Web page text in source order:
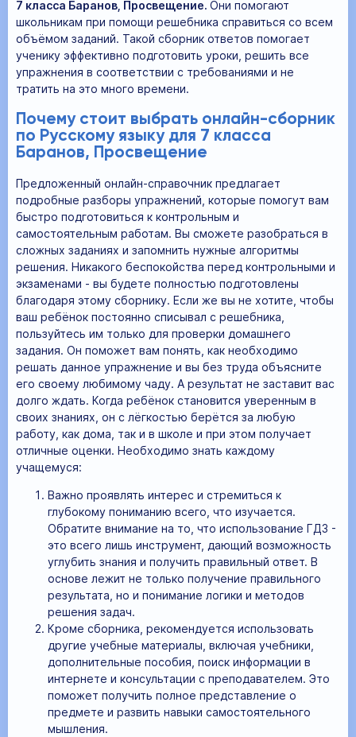
7 класса Баранов, Просвещение. Они помогают
школьникам при помощи решебника справиться со всем
объёмом заданий. Такой сборник ответов помогает
ученику эффективно подготовить уроки, решить все
упражнения в соответствии с требованиями и не
тратить на это много времени.
Почему стоит выбрать онлайн-сборник
по Русскому языку для 7 класса
Баранов, Просвещение
Предложенный онлайн-справочник предлагает
подробные разборы упражнений, которые помогут вам
быстро подготовиться к контрольным и
самостоятельным работам. Вы сможете разобраться в
сложных заданиях и запомнить нужные алгоритмы
решения. Никакого беспокойства перед контрольными и
экзаменами - вы будете полностью подготовлены
благодаря этому сборнику. Если же вы не хотите, чтобы
ваш ребёнок постоянно списывал с решебника,
пользуйтесь им только для проверки домашнего
задания. Он поможет вам понять, как необходимо
решать данное упражнение и вы без труда объясните
его своему любимому чаду. А результат не заставит вас
долго ждать. Когда ребёнок становится уверенным в
своих знаниях, он с лёгкостью берётся за любую
работу, как дома, так и в школе и при этом получает
отличные оценки. Необходимо знать каждому
учащемуся:
Важно проявлять интерес и стремиться к
глубокому пониманию всего, что изучается.
Обратите внимание на то, что использование ГДЗ -
это всего лишь инструмент, дающий возможность
углубить знания и получить правильный ответ. В
основе лежит не только получение правильного
результата, но и понимание логики и методов
решения задач.
Кроме сборника, рекомендуется использовать
другие учебные материалы, включая учебники,
дополнительные пособия, поиск информации в
интернете и консультации с преподавателем. Это
поможет получить полное представление о
предмете и развить навыки самостоятельного
мышления.